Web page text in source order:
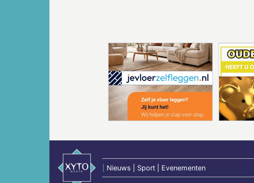
Nieuws | Sport | Evenementen